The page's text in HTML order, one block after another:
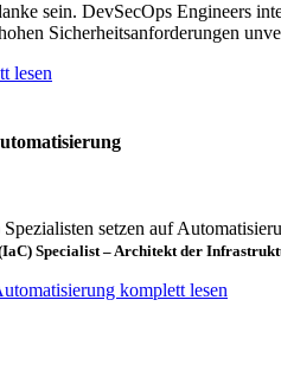
sein. DevSecOps Engineers
Sicherheitsanforderungen
lesen
setzen auf
Specialist – Architekt der
komplett lesen